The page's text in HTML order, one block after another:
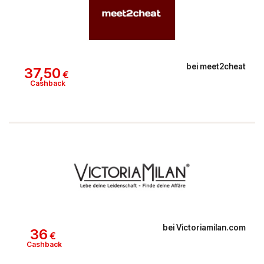
37,50 €
Cashback
bei meet2cheat
36 €
Cashback
beiVictoriamilan.com